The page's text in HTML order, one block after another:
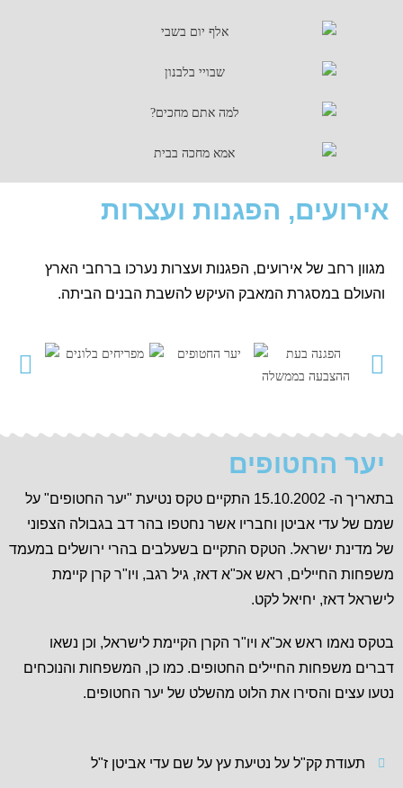
אירועים, הפגנות ועצרות
מגוון רחב של אירועים, הפגנות ועצרות נערכו ברחבי הארץ
והעולם במסגרת המאבק העיקש להשבת הבנים הביתה.
יער החטופים
בתאריך ה- 15.10.2002 התקיים טקס נטיעת "יער החטופים" על
שמם של עדי אביטן וחבריו אשר נחטפו בהר דב בגבולה הצפוני
של מדינת ישראל. הטקס התקיים בשעלבים בהרי ירושלים במעמד
משפחות החיילים, ראש אכ"א דאז, גיל רגב, ויו"ר קרן קיימת
לישראל דאז, יחיאל לקט.
בטקס נאמו ראש אכ"א ויו"ר הקרן הקיימת לישראל, וכן נשאו
דברים משפחות החיילים החטופים. כמו כן, המשפחות והנוכחים
נטעו עצים והסירו את הלוט מהשלט של יער החטופים.
תעודת קק"ל על נטיעת עץ על שם עדי אביטן ז"ל